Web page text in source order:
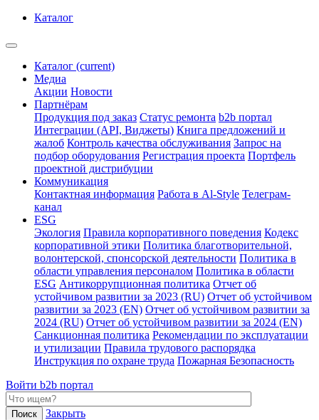
Каталог
Каталог (current)
Медиа
Акции Новости
Партнёрам
Продукция под заказ Статус ремонта b2b портал
Интеграции (API, Виджеты) Книга предложений и
жалоб Контроль качества обслуживания Запрос на
подбор оборудования Регистрация проекта Портфель
проектной дистрибуции
Коммуникация
Контактная информация Работа в Al-Style Телеграм-
канал
ESG
Экология Правила корпоративного поведения Кодекс
корпоративной этики Политика благотворительной,
волонтерской, спонсорской деятельности Политика в
области управления персоналом Политика в области
ESG Антикоррупционная политика Отчет об
устойчивом развитии за 2023 (RU) Отчет об устойчивом
развитии за 2023 (EN) Отчет об устойчивом развитии за
2024 (RU) Отчет об устойчивом развитии за 2024 (EN)
Санкционная политика Рекомендации по эксплуатации
и утилизации Правила трудового распорядка
Инструкция по охране труда Пожарная Безопасность
Войти b2b портал
Закрыть